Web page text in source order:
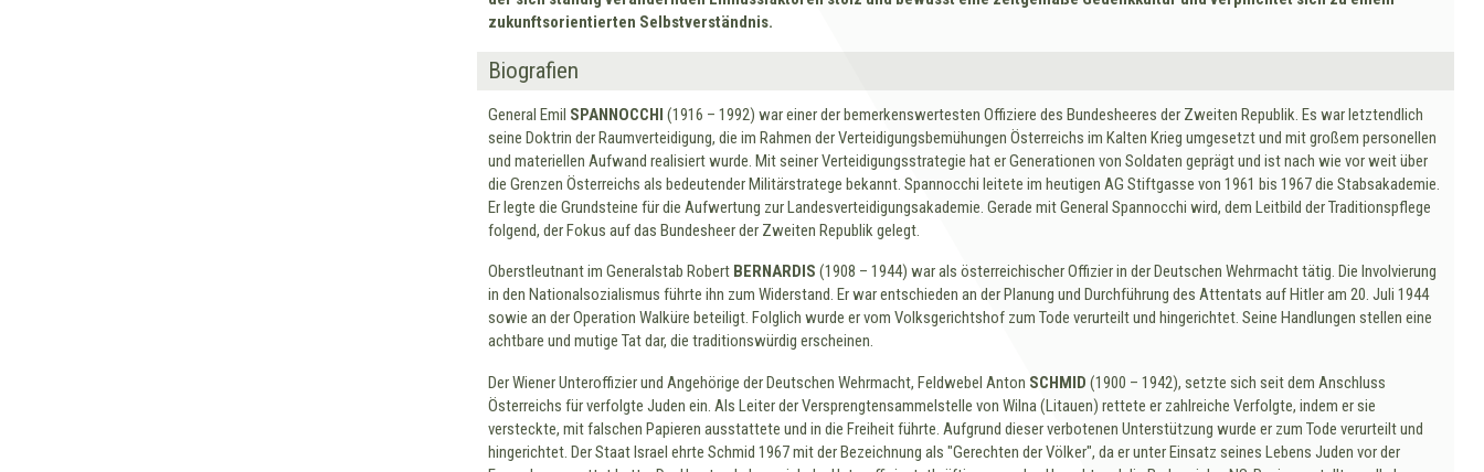
zukunftsorientierten Selbstverständnis.
Biografien
General Emil SPANNOCCHI (1916 – 1992) war einer der bemerkenswertesten Offiziere des Bundesheeres der Zweiten Republik. Es war letztendlich
seine Doktrin der Raumverteidigung, die im Rahmen der Verteidigungsbemühungen Österreichs im Kalten Krieg umgesetzt und mit großem personellen
und materiellen Aufwand realisiert wurde. Mit seiner Verteidigungsstrategie hat er Generationen von Soldaten geprägt und ist nach wie vor weit über
die Grenzen Österreichs als bedeutender Militärstratege bekannt. Spannocchi leitete im heutigen AG Stiftgasse von 1961 bis 1967 die Stabsakademie.
Er legte die Grundsteine für die Aufwertung zur Landesverteidigungsakademie. Gerade mit General Spannocchi wird, dem Leitbild der Traditionspflege
folgend, der Fokus auf das Bundesheer der Zweiten Republik gelegt.
Oberstleutnant im Generalstab Robert BERNARDIS (1908 – 1944) war als österreichischer Offizier in der Deutschen Wehrmacht tätig. Die Involvierung
in den Nationalsozialismus führte ihn zum Widerstand. Er war entschieden an der Planung und Durchführung des Attentats auf Hitler am 20. Juli 1944
sowie an der Operation Walküre beteiligt. Folglich wurde er vom Volksgerichtshof zum Tode verurteilt und hingerichtet. Seine Handlungen stellen eine
achtbare und mutige Tat dar, die traditionswürdig erscheinen.
Der Wiener Unteroffizier und Angehörige der Deutschen Wehrmacht, Feldwebel Anton SCHMID (1900 – 1942), setzte sich seit dem Anschluss
Österreichs für verfolgte Juden ein. Als Leiter der Versprengtensammelstelle von Wilna (Litauen) rettete er zahlreiche Verfolgte, indem er sie
versteckte, mit falschen Papieren ausstattete und in die Freiheit führte. Aufgrund dieser verbotenen Unterstützung wurde er zum Tode verurteilt und
hingerichtet. Der Staat Israel ehrte Schmid 1967 mit der Bezeichnung als "Gerechten der Völker", da er unter Einsatz seines Lebens Juden vor der